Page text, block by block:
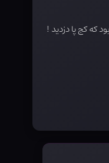
که کج پا دزدید !